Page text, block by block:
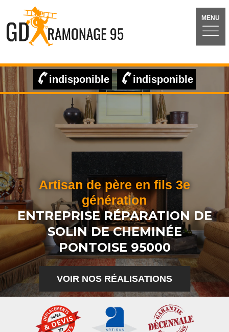
MENU
indisponible indisponible
Artisan de père en fils 3e
génération
ENTREPRISE RÉPARATION DE
SOLIN DE CHEMINÉE
PONTOISE 95000
VOIR NOS RÉALISATIONS